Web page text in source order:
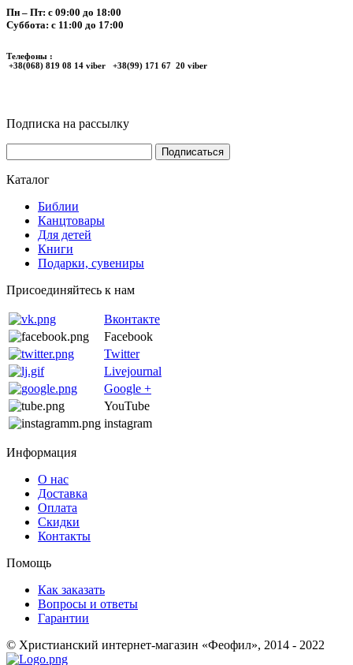
Пн – Пт: с 09:00 до 18:00
Суббота: с 11:00 до 17:00
Телефоны :
+38(068) 819 08 14 viber +38(99) 171 67 20 viber
Подписка на рассылку
Каталог
Библии
Канцтовары
Для детей
Книги
Подарки, сувениры
Присоединяйтесь к нам
Вконтакте
Facebook
Twitter
Livejournal
Google +
YouTube
instagram
Информация
О нас
Доставка
Оплата
Скидки
Контакты
Помощь
Как заказать
Вопросы и ответы
Гарантии
© Христианский интернет-магазин «Феофил», 2014 - 2022